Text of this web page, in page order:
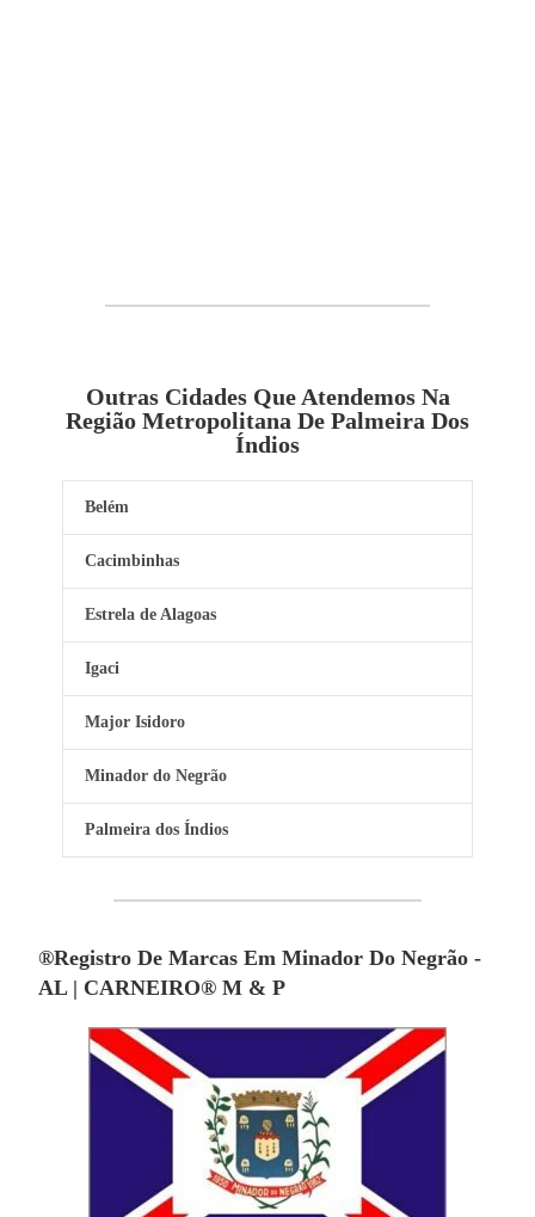
Outras Cidades Que Atendemos Na
Região Metropolitana De Palmeira Dos
Índios
Belém
Cacimbinhas
Estrela de Alagoas
Igaci
Major Isidoro
Minador do Negrão
Palmeira dos Índios
®Registro De Marcas Em Minador Do Negrão -
AL | CARNEIRO® M & P